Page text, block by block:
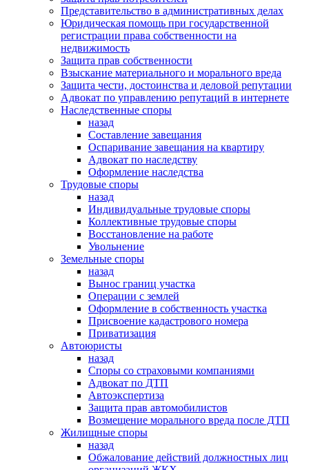
Представительство в административных делах
Юридическая помощь при государственной
регистрации права собственности на
недвижимость
Защита прав собственности
Взыскание материального и морального вреда
Защита чести, достоинства и деловой репутации
Адвокат по управлению репутаций в интернете
Наследственные споры
назад
Составление завещания
Оспаривание завещания на квартиру
Адвокат по наследству
Оформление наследства
Трудовые споры
назад
Индивидуальные трудовые споры
Коллективные трудовые споры
Восстановление на работе
Увольнение
Земельные споры
назад
Вынос границ участка
Операции с землей
Оформление в собственность участка
Присвоение кадастрового номера
Приватизация
Автоюристы
назад
Споры со страховыми компаниями
Адвокат по ДТП
Автоэкспертиза
Защита прав автомобилистов
Возмещение морального вреда после ДТП
Жилищные споры
назад
Обжалование действий должностных лиц